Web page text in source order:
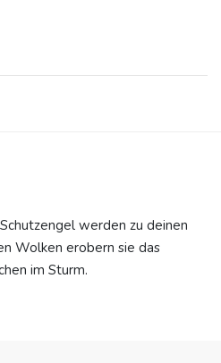
werden zu deinen
Wolken erobern sie das
im Sturm.